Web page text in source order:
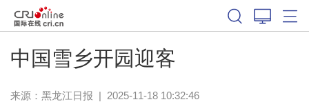
中国雪乡开园迎客
来源： 黑龙江日报 | 2025-11-18 10:32:46